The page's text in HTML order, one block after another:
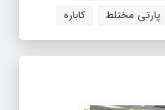
پارتی مختلط کاباره